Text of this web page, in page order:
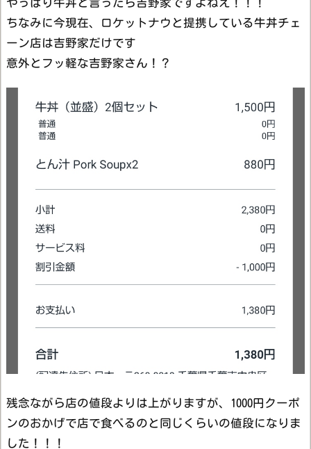
ちなみに今現在、ロケットナウと提携している牛丼チェ
ーン店は吉野家だけです
意外とフッ軽な吉野家さん！？
残念ながら店の値段よりは上がりますが、1000円クーポ
ンのおかげで店で食べるのと同じくらいの値段になりま
した！！！